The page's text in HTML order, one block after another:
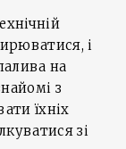
і
на
з
їхніх
зі